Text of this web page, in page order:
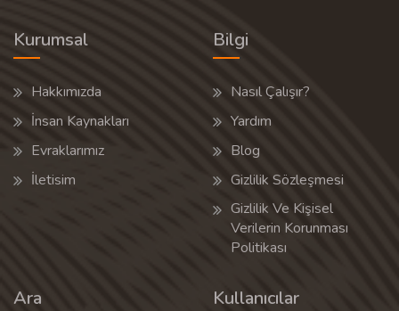
Kurumsal
Hakkımızda
İnsan Kaynakları
Evraklarımız
İletisim
Bilgi
Nasıl Çalışır?
Yardım
Blog
Gizlilik Sözleşmesi
Gizlilik Ve Kişisel
Verilerin Korunması
Politikası
Ara Kullanıcılar